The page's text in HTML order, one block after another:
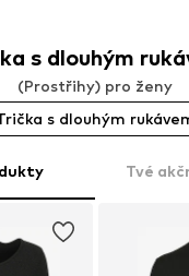
s dlouhým
(Prostřihy) pro ženy
s dlouhým
Tvé